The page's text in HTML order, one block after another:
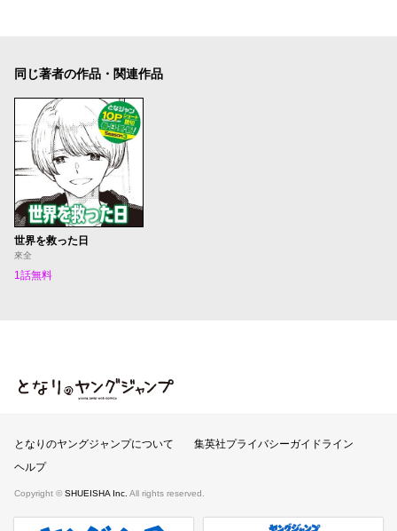
同じ著者の作品・関連作品
世界を救った日
來全
1話無料
となりのヤングジャンプ
となりのヤングジャンプについて
集英社プライバシーガイドライン
ヘルプ
Copyright © SHUEISHA Inc. All rights reserved.
ヤンジャンプラス 週刊ヤングジャンプ公式サイト